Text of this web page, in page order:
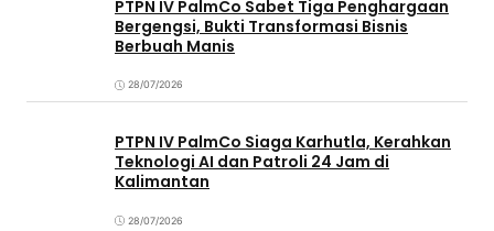
PTPN IV PalmCo Sabet Tiga Penghargaan
Bergengsi, Bukti Transformasi Bisnis
Berbuah Manis
28/07/2026
PTPN IV PalmCo Siaga Karhutla, Kerahkan
Teknologi AI dan Patroli 24 Jam di
Kalimantan
28/07/2026